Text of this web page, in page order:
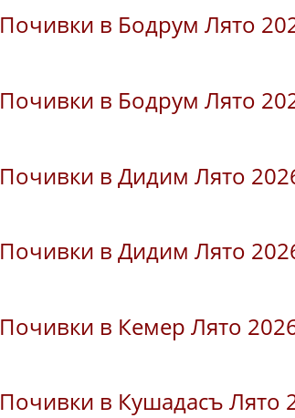
Почивки в Бодрум Лято
Почивки в Бодрум Лято
Почивки в Дидим Лято
Почивки в Дидим Лято
Почивки в Кемер Лято
Почивки в Кушадасъ Лято